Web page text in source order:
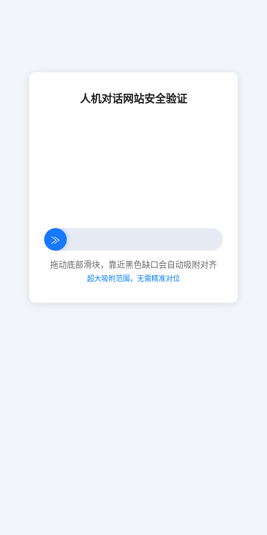
人机对话网站安全验证
≫
拖动底部滑块，靠近黑色缺口会自动吸附对齐
超大吸附范围，无需精准对位